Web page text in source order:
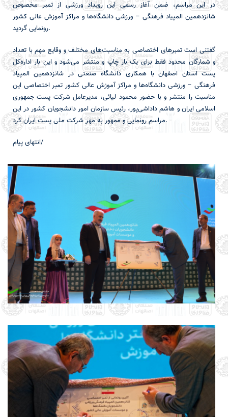
در این مراسم، ضمن آغاز رسمی این رویداد ورزشی از تمبر مخصوص
شانزدهمین المپیاد فرهنگی – ورزشی دانشگاه‌ها و مراکز آموزش عالی کشور
رونمایی گردید.
گفتنی است تمبرهای اختصاصی به مناسبت‌های مختلف و وقایع مهم با تعداد
و شمارگان محدود فقط برای یک بار چاپ و منتشر می‌شود و این بار اداره‌کل
پست استان اصفهان با همکاری دانشگاه صنعتی در شانزدهمین المپیاد
فرهنگی – ورزشی دانشگاه‌ها و مراکز آموزش عالی کشور تمبر اختصاصی این
مناسبت را منتشر و با حضور محمود لیائی، مدیرعامل شرکت پست جمهوری
اسلامی ایران و هاشم داداشی‌پور، رئیس سازمان امور دانشجویان کشور در این
مراسم رونمایی و ممهور به مهر شرکت ملی پست ایران کرد.
انتهای پیام/